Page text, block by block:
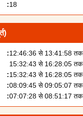
18
12:46:36 से 13:41:58 तक,
15:32:43 से 16:28:05 तक
15:32:43 से 16:28:05 तक
08:09:45 से 09:05:07 तक
07:07:28 से 08:51:17 तक